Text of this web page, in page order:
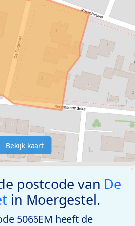
Bekijk kaart
postcode van De
in Moergestel.
5066EM heeft de